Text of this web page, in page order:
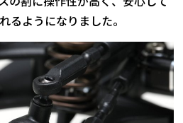
るようになりました。